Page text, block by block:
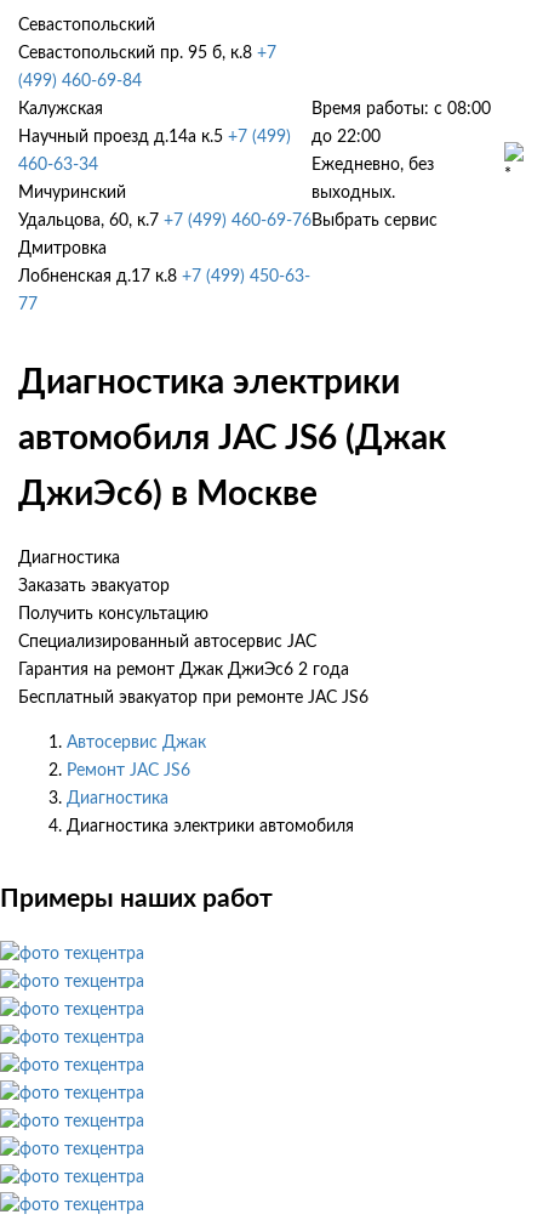
Севастопольский
Севастопольский пр. 95 б, к.8 +7
(499) 460-69-84
Калужская
Научный проезд д.14а к.5 +7 (499)
460-63-34
Мичуринский
Удальцова, 60, к.7 +7 (499) 460-69-76
Дмитровка
Лобненская д.17 к.8 +7 (499) 450-63-
77
Время работы: с 08:00
до 22:00
Ежедневно, без
выходных.
Выбрать сервис
Диагностика электрики
автомобиля JAC JS6 (Джак
ДжиЭс6) в Москве
Диагностика
Заказать эвакуатор
Получить консультацию
Специализированный автосервис JAC
Гарантия на ремонт Джак ДжиЭс6 2 года
Бесплатный эвакуатор при ремонте JAC JS6
Автосервис Джак
Ремонт JAC JS6
Диагностика
Диагностика электрики автомобиля
Примеры наших работ